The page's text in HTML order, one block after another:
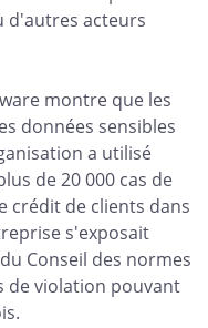
d'autres acteurs
montre que les
données sensibles
a utilisé
de 20 000 cas de
crédit de clients dans
s'exposait
Conseil des normes
de violation pouvant